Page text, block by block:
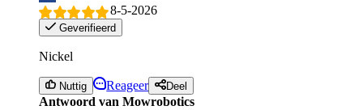
8-5-2026
Geverifieerd
Nickel
Nuttig Reageer Deel
Antwoord van Mowrobotics